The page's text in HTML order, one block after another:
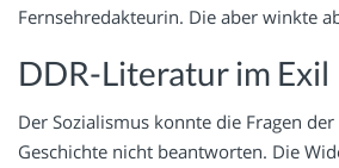
Fernsehredakteurin. Die aber winkte
DDR-Literatur im Exil
Der Sozialismus konnte die Fragen
Geschichte nicht beantworten. Die